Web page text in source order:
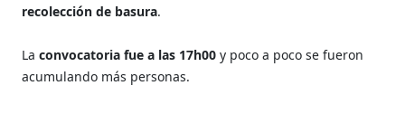
recolección de basura.
La convocatoria fue a las 17h00 y poco a poco se fueron
acumulando más personas.